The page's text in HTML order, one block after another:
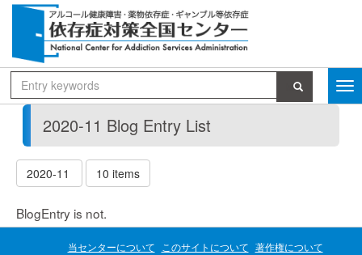
2020-11 Blog Entry List
2020-11 10 items
BlogEntry is not.
当センターについて このサイトについて 著作権について